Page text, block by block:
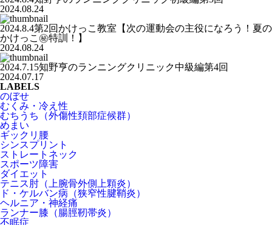
2024.08.24
2024.8.4第2回かけっこ教室【次の運動会の主役になろう！夏の
かけっこ㊙️特訓！】
2024.08.24
2024.7.15知野亨のランニングクリニック中級編第4回
2024.07.17
LABELS
のぼせ
むくみ・冷え性
むちうち（外傷性頚部症候群）
めまい
ギックリ腰
シンスプリント
ストレートネック
スポーツ障害
ダイエット
テニス肘（上腕骨外側上顆炎）
ド・ケルバン病（狭窄性腱鞘炎）
ヘルニア・神経痛
ランナー膝（腸脛靭帯炎）
不眠症